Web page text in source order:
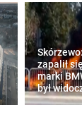
zapalił
marki
był